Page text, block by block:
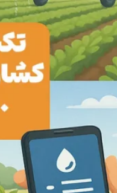
29,000,000 تومان